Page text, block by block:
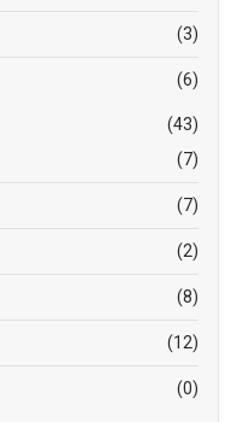
(3)
(6)
(43)
(7)
(7)
(2)
(8)
(12)
(0)